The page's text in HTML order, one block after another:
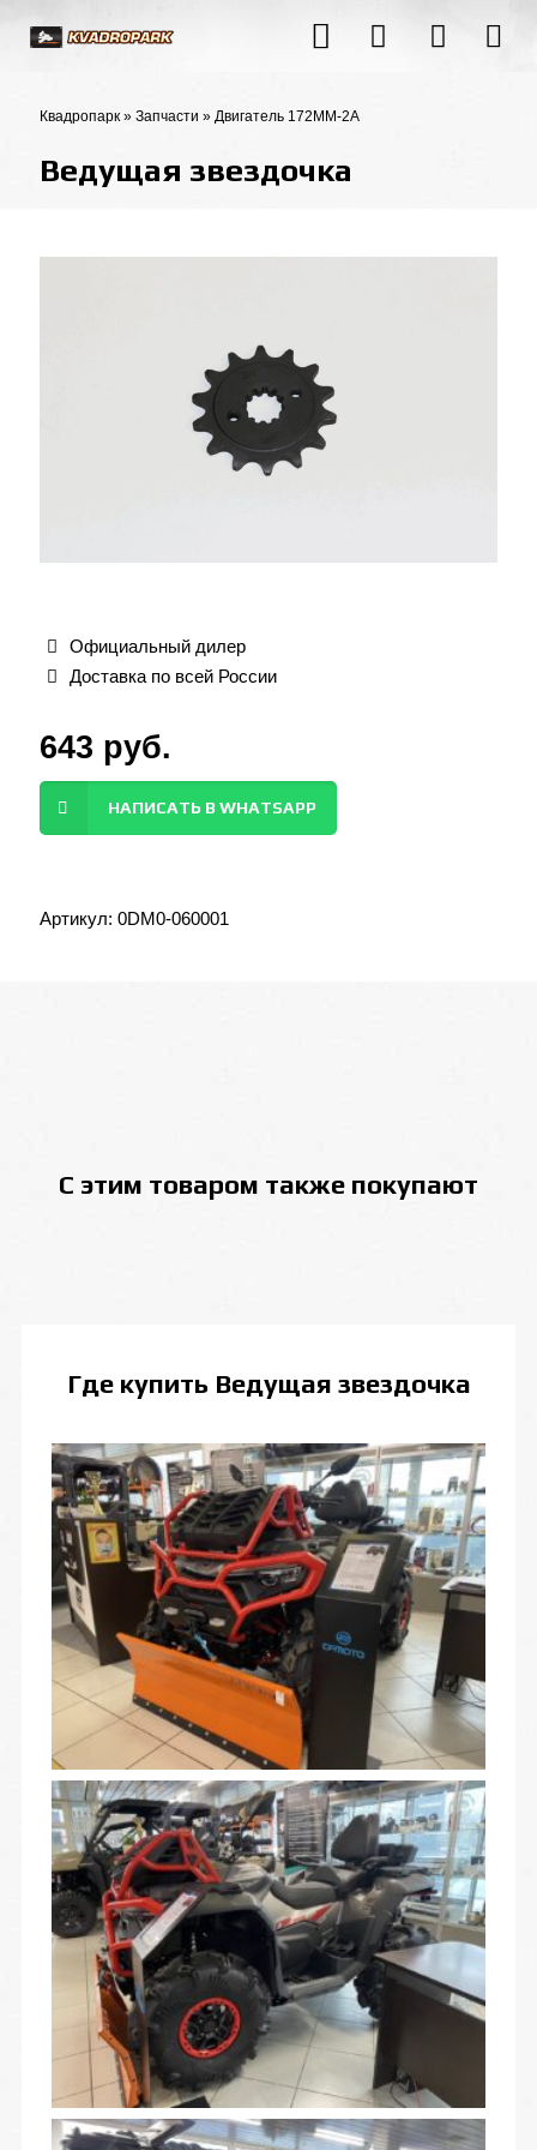
Квадропарк » Запчасти » Двигатель 172MM-2A
Ведущая звездочка
Официальный дилер
Доставка по всей России
643 руб.
НАПИСАТЬ В WHATSAPP
Артикул: 0DM0-060001
С этим товаром также покупают
Где купить Ведущая звездочка